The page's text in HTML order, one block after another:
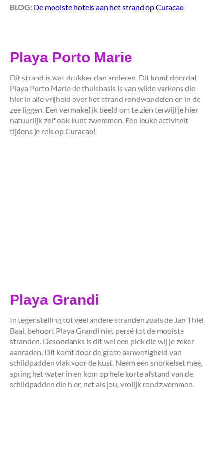
BLOG: De mooiste hotels aan het strand op Curacao
Playa Porto Marie
Dit strand is wat drukker dan anderen. Dit komt doordat
Playa Porto Marie de thuisbasis is van wilde varkens die
hier in alle vrijheid over het strand rondwandelen en in de
zee liggen. Een vermakelijk beeld om te zien terwijl je hier
natuurlijk zelf ook kunt zwemmen. Een leuke activiteit
tijdens je reis op Curacao!
Playa Grandi
In tegenstelling tot veel andere stranden zoals de Jan Thiel
Baai, behoort Playa Grandi niet persé tot de mooiste
stranden. Desondanks is dit wel een plek die wij je zeker
aanraden. Dit komt door de grote aanwezigheid van
schildpadden vlak voor de kust. Neem een snorkelset mee,
spring het water in en kom op hele korte afstand van de
schildpadden die hier, net als jou, vrolijk rondzwemmen.